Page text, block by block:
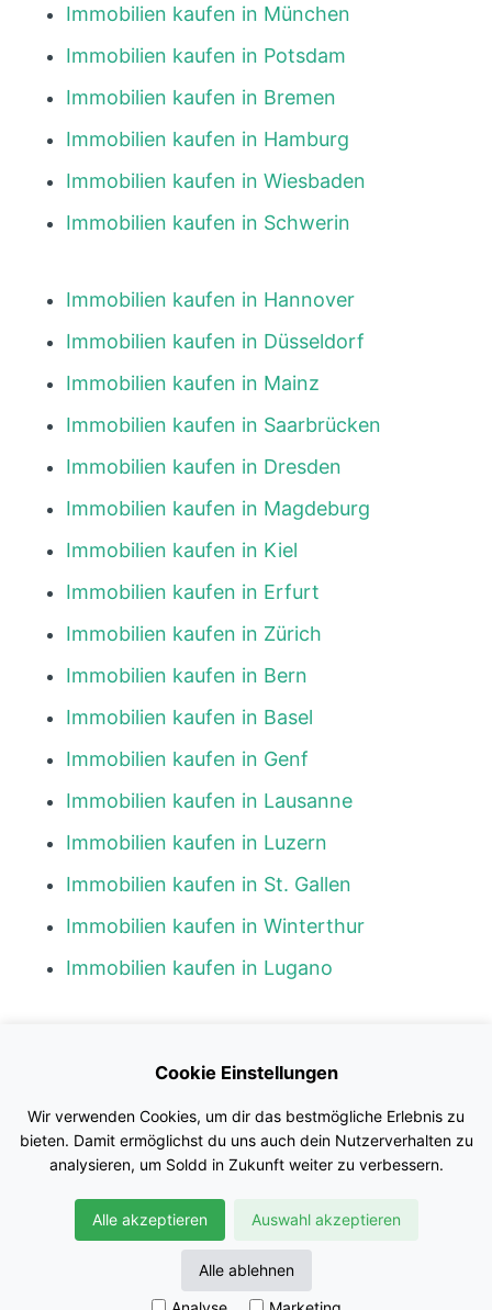
Immobilien kaufen in München
Immobilien kaufen in Potsdam
Immobilien kaufen in Bremen
Immobilien kaufen in Hamburg
Immobilien kaufen in Wiesbaden
Immobilien kaufen in Schwerin
Immobilien kaufen in Hannover
Immobilien kaufen in Düsseldorf
Immobilien kaufen in Mainz
Immobilien kaufen in Saarbrücken
Immobilien kaufen in Dresden
Immobilien kaufen in Magdeburg
Immobilien kaufen in Kiel
Immobilien kaufen in Erfurt
Immobilien kaufen in Zürich
Immobilien kaufen in Bern
Immobilien kaufen in Basel
Immobilien kaufen in Genf
Immobilien kaufen in Lausanne
Immobilien kaufen in Luzern
Immobilien kaufen in St. Gallen
Immobilien kaufen in Winterthur
Immobilien kaufen in Lugano
Impressum
Nutzungsbedingungen
Datenschutz
© Soldd GmbH
Cookie Einstellungen
Wir verwenden Cookies, um dir das bestmögliche Erlebnis zu
bieten. Damit ermöglichst du uns auch dein Nutzerverhalten zu
analysieren, um Soldd in Zukunft weiter zu verbessern.
Alle akzeptieren Auswahl akzeptieren
Alle ablehnen